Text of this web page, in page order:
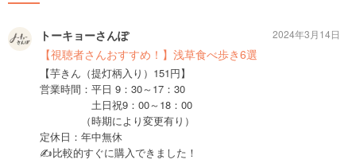
トーキョーさんぽ
【視聴者さんおすすめ！】浅草食べ歩き6選
【芋きん（提灯柄入り）151円】
営業時間：平日 9：30～17：30
土日祝9：00～18：00
（時期により変更有り）
定休日：年中無休
✍️比較的すぐに購入できました！
2024年3月14日